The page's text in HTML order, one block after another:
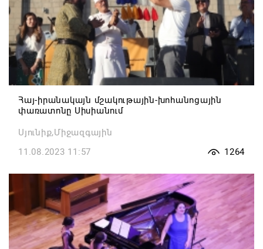
Հայ-իրանակայն մշակութային-խոհանոցային
փառատոնը Սիսիանում
Սյունիք,Միջազգային
11.08.2023 11:57
1264